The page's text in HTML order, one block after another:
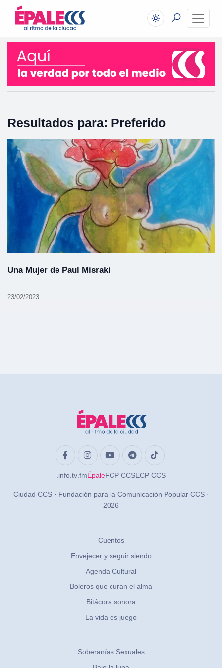
Resultados para: Preferido
Una Mujer de Paul Misraki
23/02/2023
.info .tv .fmÉpaleFCP CCSECP CCS
Ciudad CCS · Fundación para la Comunicación Popular CCS ·
2026
Cuentos
Envejecer y seguir siendo
Agenda Cultural
Boleros que curan el alma
Bitácora sonora
La vida es juego
Soberanías Sexuales